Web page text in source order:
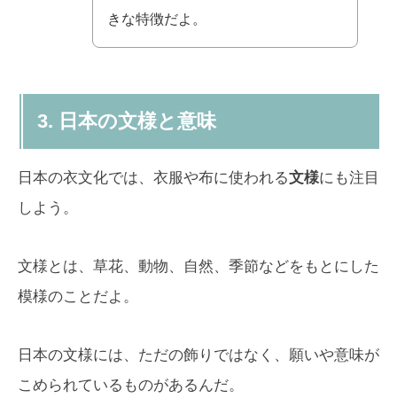
きな特徴だよ。
3. 日本の文様と意味
日本の衣文化では、衣服や布に使われる文様にも注目
しよう。
文様とは、草花、動物、自然、季節などをもとにした
模様のことだよ。
日本の文様には、ただの飾りではなく、願いや意味が
こめられているものがあるんだ。